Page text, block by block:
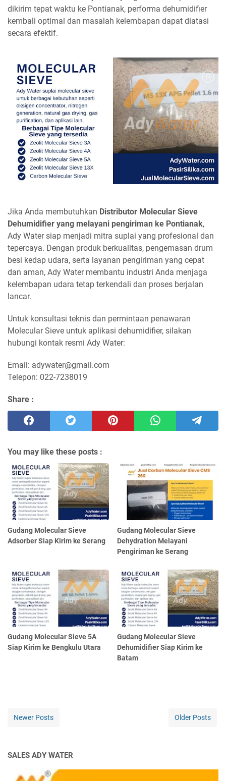
dikirim tepat waktu ke Pontianak, performa dehumidifier
kembali optimal dan masalah kelembapan dapat diatasi
secara efektif.
Jika Anda membutuhkan Distributor Molecular Sieve
Dehumidifier yang melayani pengiriman ke Pontianak,
Ady Water siap menjadi mitra suplai yang profesional dan
tepercaya. Dengan produk berkualitas, pengemasan drum
besi kedap udara, serta layanan pengiriman yang cepat
dan aman, Ady Water membantu industri Anda menjaga
kelembapan udara tetap terkendali dan proses berjalan
lancar.
Untuk konsultasi teknis dan permintaan penawaran
Molecular Sieve untuk aplikasi dehumidifier, silakan
hubungi kontak resmi Ady Water:
Email: adywater@gmail.com
Telepon: 022-7238019
Share :
You may like these posts :
Gudang Molecular Sieve
Adsorber Siap Kirim ke Serang
Gudang Molecular Sieve
Dehydration Melayani
Pengiriman ke Serang
Gudang Molecular Sieve 5A
Siap Kirim ke Bengkulu Utara
Gudang Molecular Sieve
Dehumidifier Siap Kirim ke
Batam
Newer Posts Older Posts
SALES ADY WATER